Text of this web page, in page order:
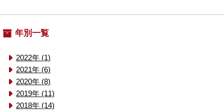
年別一覧
2022年 (1)
2021年 (6)
2020年 (8)
2019年 (11)
2018年 (14)